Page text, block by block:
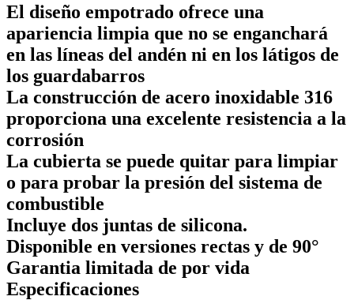
El diseño empotrado ofrece una
apariencia limpia que no se enganchará
en las líneas del andén ni en los látigos de
los guardabarros
La construcción de acero inoxidable 316
proporciona una excelente resistencia a la
corrosión
La cubierta se puede quitar para limpiar
o para probar la presión del sistema de
combustible
Incluye dos juntas de silicona.
Disponible en versiones rectas y de 90°
Garantia limitada de por vida
Especificaciones